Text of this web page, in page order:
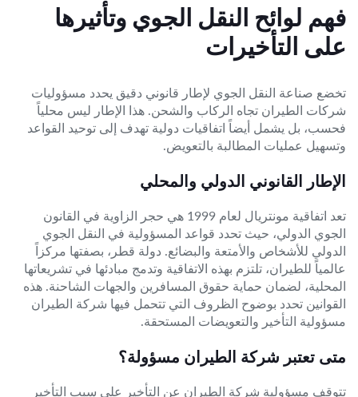
فهم لوائح النقل الجوي وتأثيرها
على التأخيرات
تخضع صناعة النقل الجوي لإطار قانوني دقيق يحدد مسؤوليات
شركات الطيران تجاه الركاب والشحن. هذا الإطار ليس محلياً
فحسب، بل يشمل أيضاً اتفاقيات دولية تهدف إلى توحيد القواعد
وتسهيل عمليات المطالبة بالتعويض.
الإطار القانوني الدولي والمحلي
تعد اتفاقية مونتريال لعام 1999 هي حجر الزاوية في القانون
الجوي الدولي، حيث تحدد قواعد المسؤولية في النقل الجوي
الدولي للأشخاص والأمتعة والبضائع. دولة قطر، بصفتها مركزاً
عالمياً للطيران، تلتزم بهذه الاتفاقية وتدمج مبادئها في تشريعاتها
المحلية، لضمان حماية حقوق المسافرين والجهات الشاحنة. هذه
القوانين تحدد بوضوح الظروف التي تتحمل فيها شركة الطيران
مسؤولية التأخير والتعويضات المستحقة.
متى تعتبر شركة الطيران مسؤولة؟
تتوقف مسؤولية شركة الطيران عن التأخير على سبب التأخير